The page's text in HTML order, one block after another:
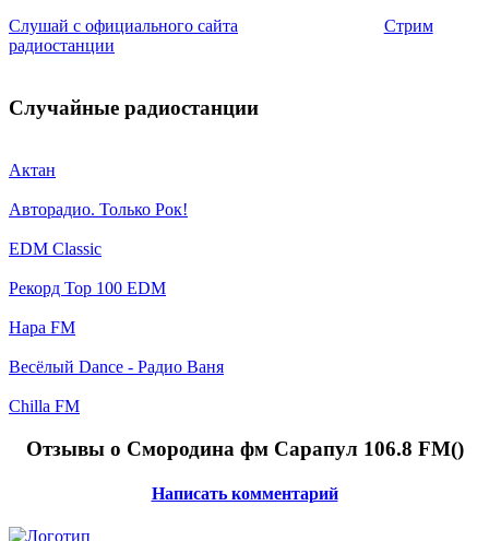
Слушай с официального сайта
Стрим
радиостанции
Случайные радиостанции
Актан
Авторадио. Только Рок!
EDM Classic
Рекорд Top 100 EDM
Нара FM
Весёлый Dance - Радио Ваня
Chilla FM
Отзывы о Смородина фм Сарапул 106.8 FM()
Написать комментарий